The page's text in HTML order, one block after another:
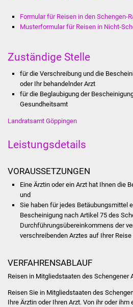
Formular für Reisen in den Schengen-
Musterformular für Reisen in Nicht-
Zuständige Stelle
für die Verschreibung und die
oder Ihr behandelnder Arzt
für die Beglaubigung der
Gesundheitsamt
Landratsamt Göppingen
Leistungsdetails
VORAUSSETZUNGEN
Eine Ärztin oder ein Arzt hat Ihnen die
und
Sie haben für jedes Betäubungsmittel
Bescheinigung nach Artikel 75 des
Durchführungsübereinkommens der
verschreibenden Arztes auf Ihrer Reise
VERFAHRENSABLAUF
Reisen in Mitgliedstaaten des Schengener
Reisen Sie in Mitgliedstaaten des
Ihre Ärztin oder Ihren Arzt. Von ihr oder ihm